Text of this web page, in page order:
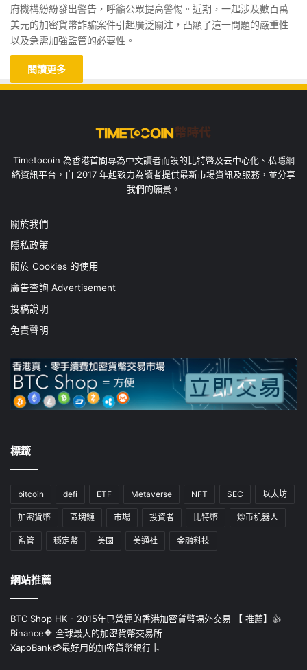
府機構紛紛發出警告，呼籲公眾提高警惕。近期，一起涉及數百萬
美元的加密貨幣詐騙案件引起廣泛關注，凸顯了這一問題的嚴重性
以及急需加強監管的必要性。
閱讀更多
Timetocoin 為香港首間專為中文讀者而設的比特幣及去中心化、私隱網
絡資訊平台，自 2017 年起致力為讀者提供最新市場資訊及服務，並分享
我們的願景。
關於我們
隱私政策
關於 Cookies 的使用
廣告查詢 Advertisement
投稿說明
免責聲明
標籤
bitcoin defi ETF Metaverse NFT SEC 以太坊
加密貨幣 區塊鏈 市場 投資者 比特幣 炒币机器人
監管 穩定幣 美國 美通社 金融科技
網站推薦
BTC Shop HK - 2015年已營運的香港加密貨幣埸外交易 【 推薦】👍
Binance🔶 全球最大的加密貨幣交易所
XapoBank💳最好用的加密貨幣銀行卡